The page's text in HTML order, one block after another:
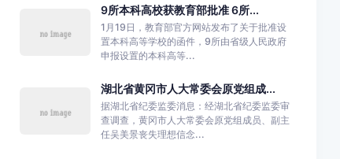
9所本科高校获教育部批准 6所...
1月19日，教育部官方网站发布了关于批准设
置本科高等学校的函件，9所由省级人民政府
申报设置的本科高等...
湖北省黄冈市人大常委会原党组成...
据湖北省纪委监委消息：经湖北省纪委监委审
查调查，黄冈市人大常委会原党组成员、副主
任吴美景丧失理想信念...